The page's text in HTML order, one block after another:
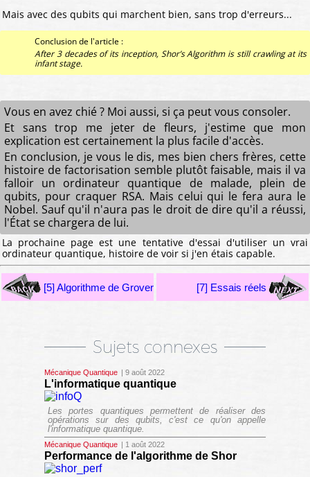
Sujets connexes
Mécanique Quantique | 9 août 2022
L'informatique quantique
Les portes quantiques permettent de réaliser des
opérations sur des qubits, c'est ce qu'on appelle
l'informatique quantique.
Mécanique Quantique | 1 août 2022
Performance de l'algorithme de Shor
Mais avec des qubits qui marchent bien, sans trop d'erreurs...
Conclusion de l'article :
After 3 decades of its inception, Shor’s Algorithm is still crawling at its
infant stage.
Vous en avez chié ? Moi aussi, si ça peut vous consoler.
Et sans trop me jeter de fleurs, j'estime que mon
explication est certainement la plus facile d'accès.
En conclusion, je vous le dis, mes bien chers frères, cette
histoire de factorisation semble plutôt faisable, mais il va
falloir un ordinateur quantique de malade, plein de
qubits, pour craquer RSA. Mais celui qui le fera aura le
Nobel. Sauf qu'il n'aura pas le droit de dire qu'il a réussi,
l'État se chargera de lui.
La prochaine page est une tentative d'essai d'utiliser un vrai
ordinateur quantique, histoire de voir si j'en étais capable.
[5] Algorithme de Grover [7] Essais réels